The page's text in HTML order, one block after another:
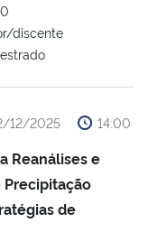
discente
12/2025 14:00
Reanálises e
Precipitação
de